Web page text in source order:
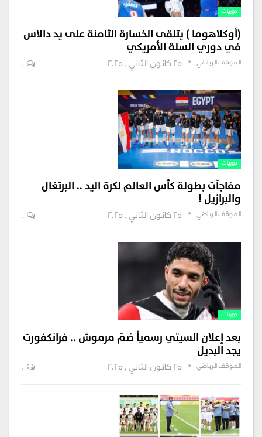
دوريات
(أوكلاهوما ) يتلقى الخسارة الثامنة على يد دالاس
في دوري السلة الأمريكي
الموقف الرياضي 25 كانون الثاني , 2025 0
دوريات
مفاجآت بطولة كأس العالم لكرة اليد .. البرتغال
والبرازيل !
الموقف الرياضي 25 كانون الثاني , 2025 0
دوريات
بعد إعلان السيتي رسمياً ضمّ مرموش .. فرانكفورت
يجد البديل
الموقف الرياضي 25 كانون الثاني , 2025 0